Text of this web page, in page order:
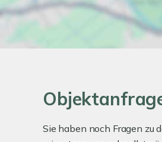
Sie haben noch Fragen zu